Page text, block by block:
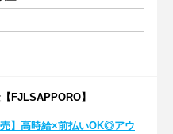
FJLSAPPORO】
売】高時給×前払いOK◎アウ